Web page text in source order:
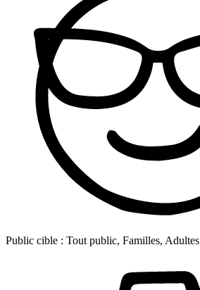
Public cible : Tout public, Familles, Adultes